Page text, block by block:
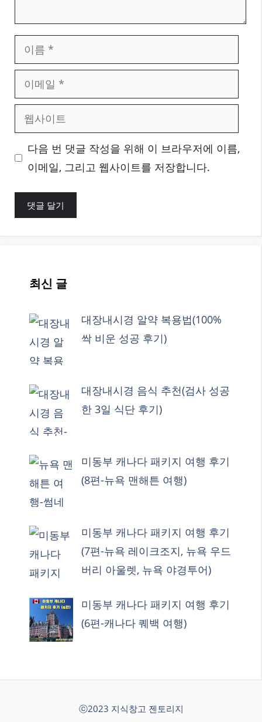
름
메
사
이 다음 번 댓글 작성을 위해 이 브라우저에 이름,
이메일, 그리고 웹사이트를 저장합니다.
최신 글
대장내시경 알약 복용법(100%
싹 비운 성공 후기)
대장내시경 음식 추천(검사 성공
한 3일 식단 후기)
미동부 캐나다 패키지 여행 후기
(8편-뉴욕 맨해튼 여행)
미동부 캐나다 패키지 여행 후기
(7편-뉴욕 레이크조지, 뉴욕 우드
버리 아울렛, 뉴욕 야경투어)
미동부 캐나다 패키지 여행 후기
(6편-캐나다 퀘백 여행)
ⓒ2023 지식창고 젠토리지